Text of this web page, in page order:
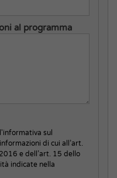
al programma
sul
di cui all’art.
e dell’art. 15 dello
indicate nella